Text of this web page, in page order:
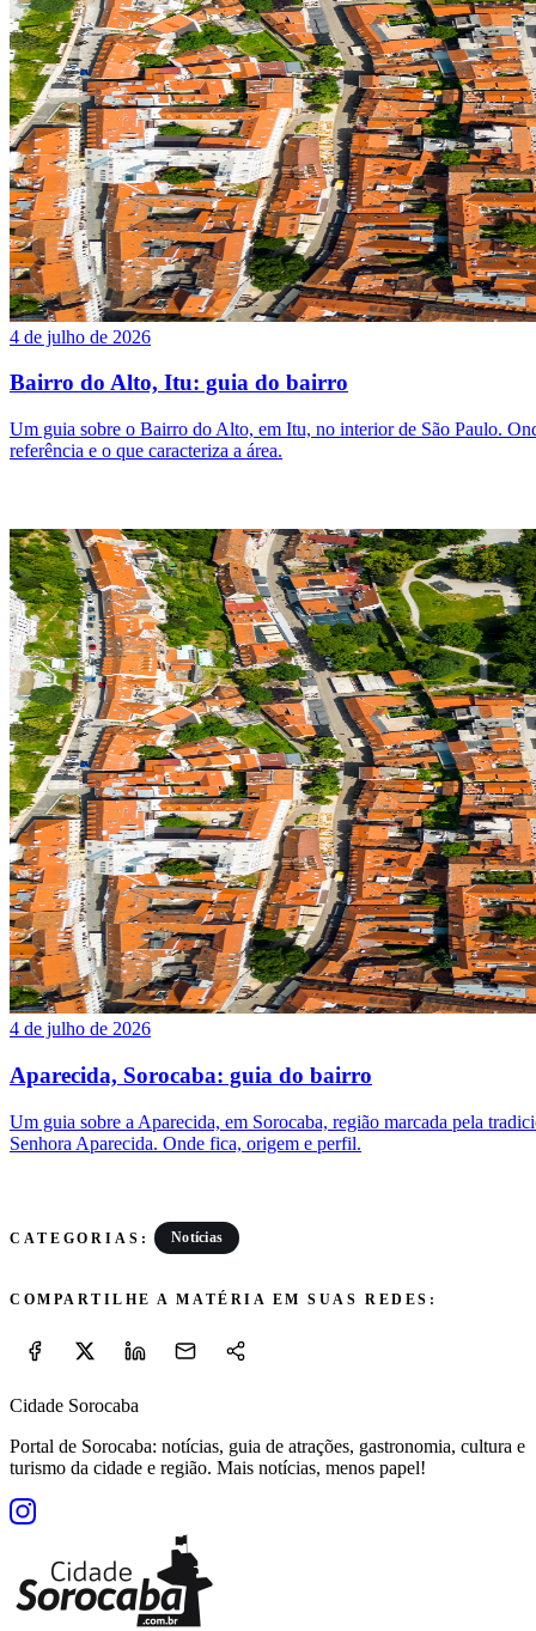
4 de julho de 2026
Bairro do Alto, Itu: guia do bairro
Um guia sobre o Bairro do Alto, em Itu, no interior de São Paulo.
referência e o que caracteriza a área.
4 de julho de 2026
Aparecida, Sorocaba: guia do bairro
Um guia sobre a Aparecida, em Sorocaba, região marcada pela
Senhora Aparecida. Onde fica, origem e perfil.
CATEGORIAS: Notícias
COMPARTILHE A MATÉRIA EM SUAS REDES:
Cidade Sorocaba
Portal de Sorocaba: notícias, guia de atrações, gastronomia, cultura e
turismo da cidade e região. Mais notícias, menos papel!